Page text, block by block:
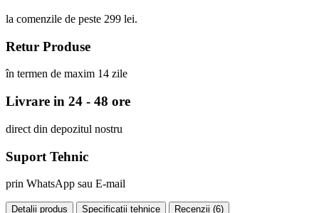
la comenzile de peste 299 lei.
Retur Produse
în termen de maxim 14 zile
Livrare in 24 - 48 ore
direct din depozitul nostru
Suport Tehnic
prin WhatsApp sau E-mail
Detalii produs Specificatii tehnice Recenzii (6)